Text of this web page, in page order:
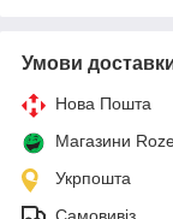
Умови
Нова Пошта
Магазини
Укрпошта
Самовивіз